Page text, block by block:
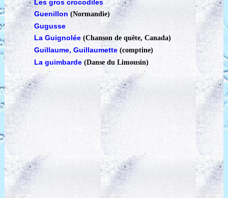
Les gros crocodiles
Guenillon (Normandie)
Gugusse
La Guignolée(Chanson de quête, Canada)
Guillaume, Guillaumette(comptine)
La guimbarde (Danse du Limousin)